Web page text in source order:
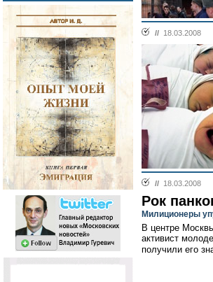
// 18.03.2008
// 18.03.2008
Рок
Милиционеры
В центре
активист
получили его